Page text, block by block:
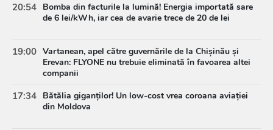
20:54 Bomba din facturile la lumină! Energia importată sare
de 6 lei/kWh, iar cea de avarie trece de 20 de lei
19:00 Vartanean, apel către guvernările de la Chișinău și
Erevan: FLYONE nu trebuie eliminată în favoarea altei
companii
17:34 Bătălia giganților! Un low-cost vrea coroana aviației
din Moldova